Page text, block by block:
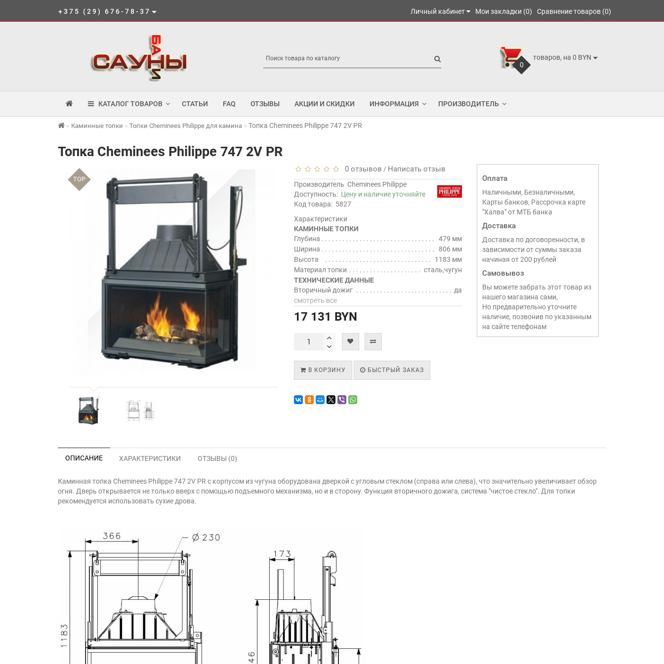
+375 (29) 676-78-37 Личный кабинет Мои закладки (0) Сравнение товаров (0)
0
товаров, на 0 BYN
КАТАЛОГ ТОВАРОВ СТАТЬИ FAQ ОТЗЫВЫ АКЦИИ И СКИДКИ ИНФОРМАЦИЯ ПРОИЗВОДИТЕЛЬ
Каминные топки Топки Cheminees Philippe для камина Топка Cheminees Philippe 747 2V PR
Топка Cheminees Philippe 747 2V PR
TOP
0 отзывов / Написать отзыв
Производитель Cheminees Philippe
Доступность: Цену и наличие уточняйте
Код товара: 5827
Характеристики
КАМИННЫЕ ТОПКИ
Глубина
479 мм
Ширина
806 мм
Высота
1183 мм
Материал топки
сталь,чугун
ТЕХНИЧЕСКИЕ ДАННЫЕ
Вторичный дожиг
да
смотреть все
17 131 BYN
В КОРЗИНУ БЫСТРЫЙ ЗАКАЗ
Оплата
Наличными, Безналичными,
Карты банков, Рассрочка карте
"Халва" от МТБ банка
Доставка
Доставка по договоренности, в
зависимости от суммы заказа
начиная от 200 рублей
Самовывоз
Вы можете забрать этот товар из
нашего магазина сами,
Но предварительно уточните
наличие, позвонив по указанным
на сайте телефонам
ОПИСАНИЕ ХАРАКТЕРИСТИКИ ОТЗЫВЫ (0)
Каминная топка Cheminees Philippe 747 2V PR с корпусом из чугуна оборудована дверкой с угловым стеклом (справа или слева), что значительно увеличивает обзор
огня. Дверь открывается не только вверх с помощью подъемного механизма, но и в сторону. Функция вторичного дожига, система "чистое стекло". Для топки
рекомендуется использовать сухие дрова.